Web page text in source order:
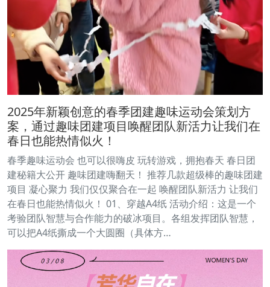
2025年新颖创意的春季团建趣味运动会策划方
案，通过趣味团建项目唤醒团队新活力让我们在
春日也能热情似火！
春季趣味运动会 也可以很嗨皮 玩转游戏，拥抱春天 春日团
建秘籍大公开 趣味团建嗨翻天！ 推荐几款超级棒的趣味团建
项目 凝心聚力 我们仅仅聚合在一起 唤醒团队新活力 让我们
在春日也能热情似火！ 01、穿越A4纸 活动介绍：这是一个
考验团队智慧与合作能力的破冰项目。各组发挥团队智慧，
可以把A4纸撕成一个大圆圈（具体方…